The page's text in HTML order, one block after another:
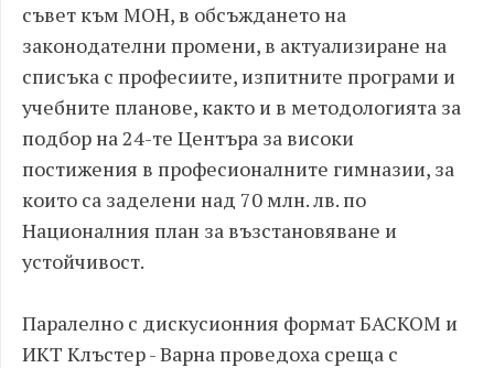
съвет към МОН, в обсъждането на
законодателни промени, в актуализиране на
списъка с професиите, изпитните програми и
учебните планове, както и в методологията за
подбор на 24-те Центъра за високи
постижения в професионалните гимназии, за
които са заделени над 70 млн. лв. по
Националния план за възстановяване и
устойчивост.​
Паралелно с дискусионния формат БАСКОМ и
ИКТ Клъстер - Варна проведоха среща с